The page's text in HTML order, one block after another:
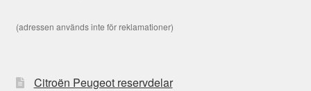
(adressen används inte för reklamationer)
Citroën Peugeot reservdelar